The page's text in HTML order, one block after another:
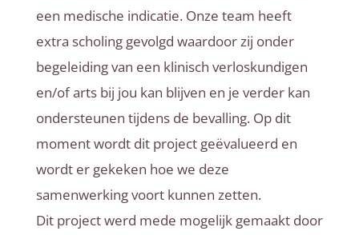
een medische indicatie. Onze team heeft
extra scholing gevolgd waardoor zij onder
begeleiding van een klinisch verloskundigen
en/of arts bij jou kan blijven en je verder kan
ondersteunen tijdens de bevalling. Op dit
moment wordt dit project geëvalueerd en
wordt er gekeken hoe we deze
samenwerking voort kunnen zetten.
Dit project werd mede mogelijk gemaakt door